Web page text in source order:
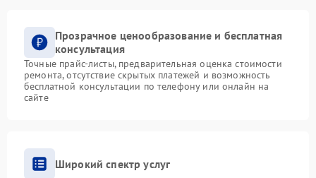
Прозрачное ценообразование и бесплатная
консультация
Точные прайс-листы, предварительная оценка стоимости
ремонта, отсутствие скрытых платежей и возможность
бесплатной консультации по телефону или онлайн на
сайте
Широкий спектр услуг